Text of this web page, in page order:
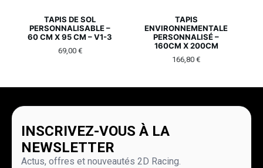
TAPIS DE SOL
PERSONNALISABLE –
60 CM X 95 CM – V1-3
69,00 €
TAPIS
ENVIRONNEMENTALE
PERSONNALISÉ –
160CM X 200CM
166,80 €
INSCRIVEZ-VOUS À LA
NEWSLETTER
Actus, offres et nouveautés 2D Racing.